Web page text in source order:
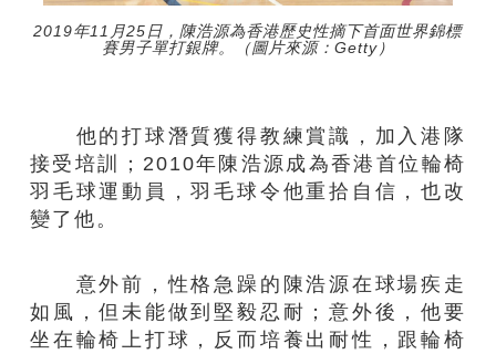
2019年11月25日，陳浩源為香港歷史性摘下首面世界錦標
賽男子單打銀牌。（圖片來源：Getty）
他的打球潛質獲得教練賞識，加入港隊
接受培訓；2010年陳浩源成為香港首位輪椅
羽毛球運動員，羽毛球令他重拾自信，也改
變了他。
意外前，性格急躁的陳浩源在球場疾走
如風，但未能做到堅毅忍耐；意外後，他要
坐在輪椅上打球，反而培養出耐性，跟輪椅